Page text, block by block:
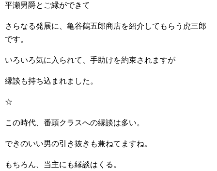
平瀬男爵とご縁ができて
さらなる発展に、亀谷鶴五郎商店を紹介してもらう虎三郎
です。
いろいろ気に入られて、手助けを約束されますが
縁談も持ち込まれました。
☆
この時代、番頭クラスへの縁談は多い。
できのいい男の引き抜きも兼ねてますね。
もちろん、当主にも縁談はくる。